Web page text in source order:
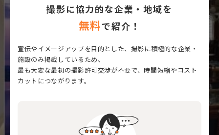
撮影に協力的な企業・地域を
無料で紹介！
宣伝やイメージアップを目的とした、撮影に積極的な企業・
施設のみ掲載しているため、
最も大変な最初の撮影許可交渉が不要で、時間短縮やコスト
カットにつながります。